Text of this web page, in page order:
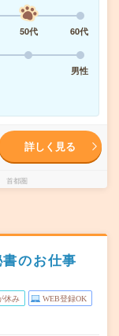
50代
60代
男性
詳しく見る
首都圏
のお仕事
休み WEB登録OK